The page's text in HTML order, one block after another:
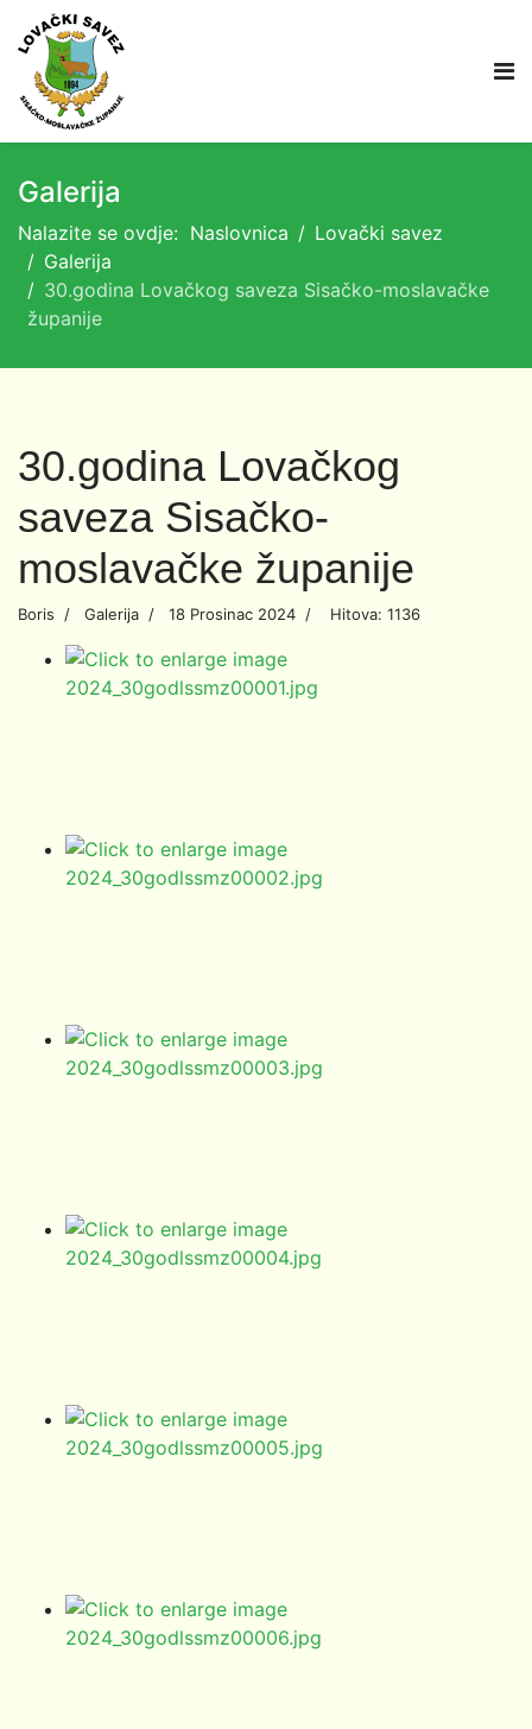
Galerija
Nalazite se ovdje: Naslovnica
Lovački savez
Galerija
30.godina Lovačkog saveza Sisačko-moslavačke
županije
30.godina Lovačkog
saveza Sisačko-
moslavačke županije
Boris Galerija 18 Prosinac 2024 Hitova: 1136